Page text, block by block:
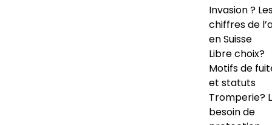
Invasion ?
chiffres de
en Suisse
Libre choix?
Motifs de
et statuts
Tromperie?
besoin de